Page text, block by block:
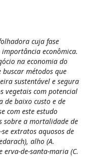
cuja fase
econômica.
na economia do
buscar métodos que
sustentável e segura
vegetais com potencial
de baixo custo e de
com este estudo
sobre a mortalidade de
extratos aquosos de
alho (A.
erva-de-santa-maria (C.